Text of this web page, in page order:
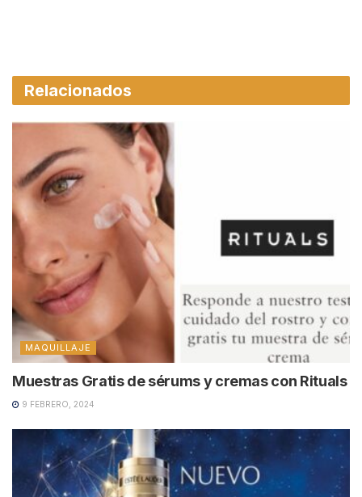
Relacionados
MAQUILLAJE
Muestras Gratis de sérums y cremas con Rituals
9 FEBRERO, 2024